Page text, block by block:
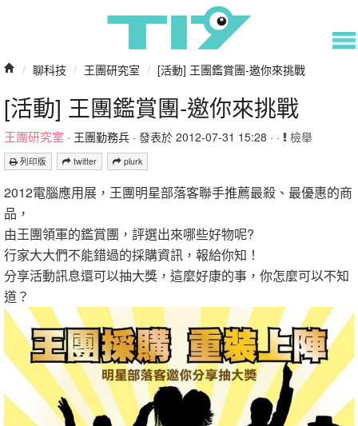
/ 聊科技 / 王團研究室 / [活動] 王團鑑賞團-邀你來挑戰
[活動] 王團鑑賞團-邀你來挑戰
王團研究室 · 王團勤務兵 · 發表於 2012-07-31 15:28 · · 檢舉
列印版 twitter plurk
2012電腦應用展，王團明星部落客聯手推薦最殺、最優惠的商
品，
由王團領軍的鑑賞團，評選出來哪些好物呢?
行家大大們不能錯過的採購資訊，報給你知！
分享活動訊息還可以抽大獎，這麼好康的事，你怎麼可以不知
道？